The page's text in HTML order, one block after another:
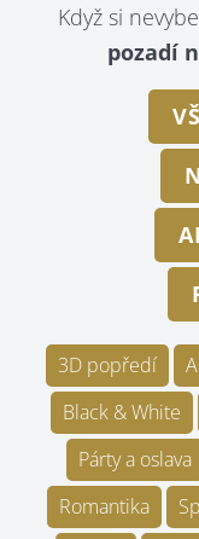
Když si
pozadí
3D popředí
Black & White
Párty a oslava
Romantika